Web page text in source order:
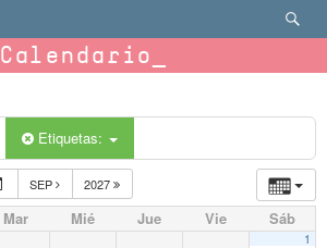
Calendario
Etiquetas:
SEP 2027
Mar Mié Jue Vie Sáb
1